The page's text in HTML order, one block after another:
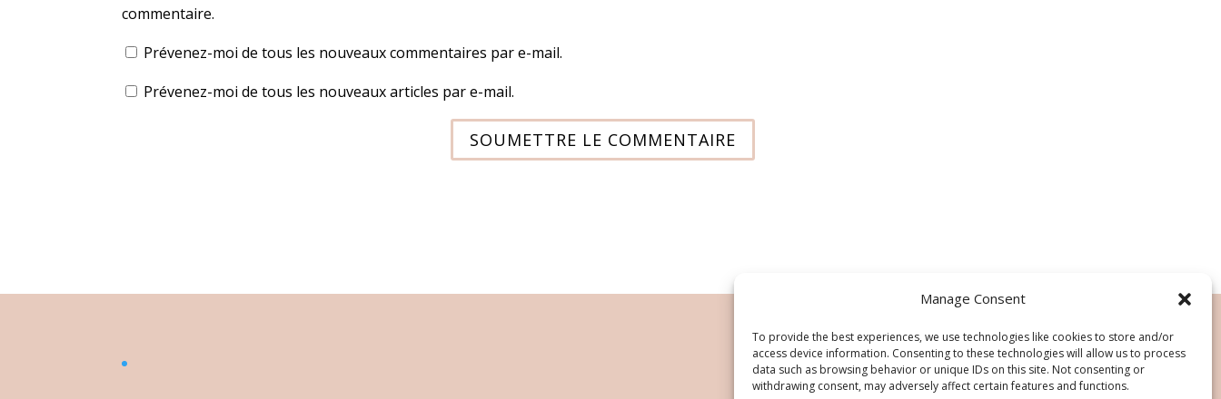
Manage Consent
To provide the best experiences, we use technologies like cookies to store and/or
access device information. Consenting to these technologies will allow us to process
data such as browsing behavior or unique IDs on this site. Not consenting or
withdrawing consent, may adversely affect certain features and functions.
commentaire.
Prévenez-moi de tous les nouveaux commentaires par e-mail.
Prévenez-moi de tous les nouveaux articles par e-mail.
SOUMETTRE LE COMMENTAIRE